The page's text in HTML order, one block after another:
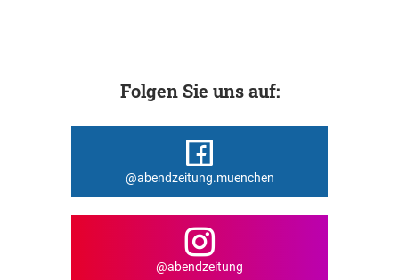
Folgen Sie uns auf:
@abendzeitung.muenchen
@abendzeitung